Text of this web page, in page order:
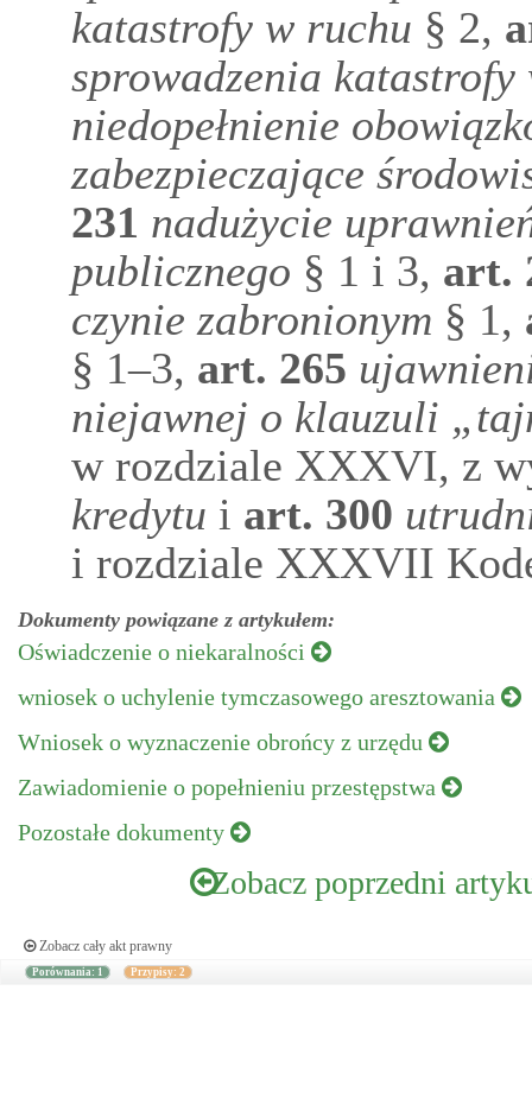
katastrofy w ruchu § 2,
sprowadzenia katastrofy
niedopełnienie
zabezpieczające
231 nadużycie
publicznego § 1 i 3, art.
czynie zabronionym § 1,
§ 1–3, art. 265
niejawnej o klauzuli
w rozdziale XXXVI, z
kredytu i art. 300
i rozdziale XXXVII
Dokumenty powiązane z artykułem:
Oświadczenie o niekaralności
wniosek o uchylenie tymczasowego aresztowania
Wniosek o wyznaczenie obrońcy z urzędu
Zawiadomienie o popełnieniu przestępstwa
Pozostałe dokumenty
Zobacz poprzedni
Zobacz cały akt prawny
Porównania: 1 Przypisy: 2